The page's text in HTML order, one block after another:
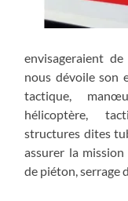
envisageraient
nous dévoile son
tactique,
hélicoptère,
structures dites
assurer la
de piéton, serrage